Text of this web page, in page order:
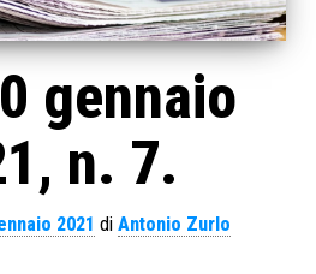
gennaio
n. 7.
2021 di Antonio Zurlo